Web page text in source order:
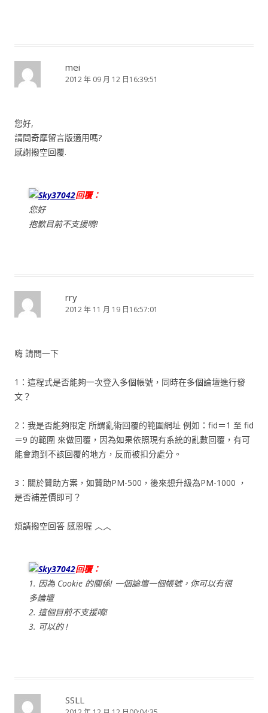
mei
2012 年 09 月 12 日16:39:51
您好,
請問奇摩留言版適用嗎?
感謝撥空回覆.
Sky37042回覆：
您好
抱歉目前不支援唷!
rry
2012 年 11 月 19 日16:57:01
嗨 請問一下
1：這程式是否能夠一次登入多個帳號，同時在多個論壇進行發
文？
2：我是否能夠限定 所謂亂術回覆的範圍網址 例如：fid＝1 至 fid
＝9 的範圍 來做回覆，因為如果依照現有系統的亂數回覆，有可
能會跑到不該回覆的地方，反而被扣分處分。
3：關於贊助方案，如贊助PM-500，後來想升級為PM-1000 ，
是否補差價即可？
煩請撥空回答 感恩喔 ︿︿
Sky37042回覆：
1. 因為 Cookie 的關係! 一個論壇一個帳號，你可以有很
多論壇
2. 這個目前不支援唷!
3. 可以的 !
SSLL